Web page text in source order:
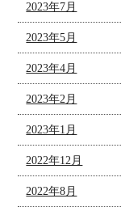
2023年7月
2023年5月
2023年4月
2023年2月
2023年1月
2022年12月
2022年8月